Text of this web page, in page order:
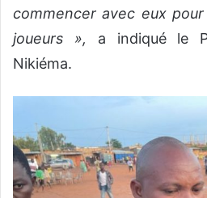
commencer avec eux
joueurs », a indiqué le
Nikiéma.